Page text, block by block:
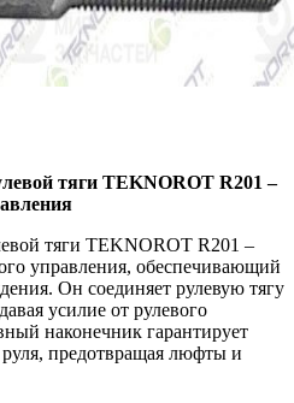
тяги TEKNOROT R201 –
тяги TEKNOROT R201 –
управления, обеспечивающий
Он соединяет рулевую тягу
усилие от рулевого
наконечник гарантирует
предотвращая люфты и